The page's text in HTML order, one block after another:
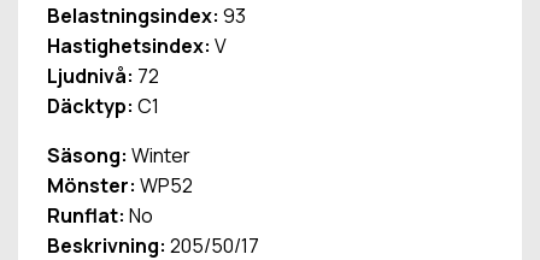
Belastningsindex: 93
Hastighetsindex: V
Ljudnivå: 72
Däcktyp: C1
Säsong: Winter
Mönster: WP52
Runflat: No
Beskrivning: 205/50/17